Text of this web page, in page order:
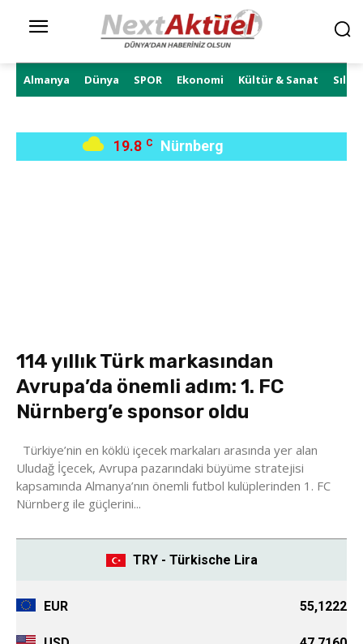
Almanya Dünya SPOR Ekonomi Kültür & Sanat Sıla
19.8 C Nürnberg
114 yıllık Türk markasından
Avrupa’da önemli adım: 1. FC
Nürnberg’e sponsor oldu
Uludağ İçecek, Avrupa pazarındaki büyüme stratejisi
kapsamında Almanya’nın önemli futbol kulüplerinden 1. FC
Nürnberg ile güçlerini...
TRY - Türkische Lira
EUR 55,1222